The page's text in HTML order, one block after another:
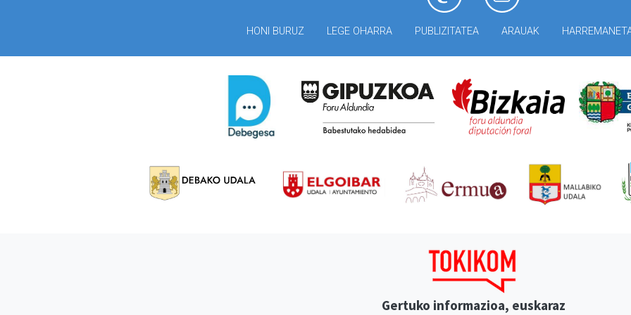
HONI BURUZ LEGE OHARRA PUBLIZITATEA ARAUAK
Gertuko informazioa, euskaraz